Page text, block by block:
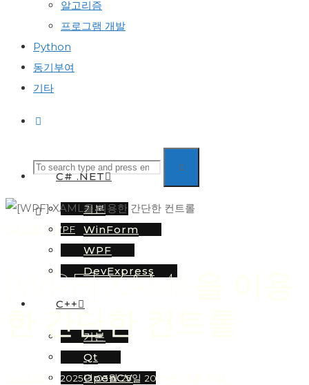
알고리즘
프로그램 개발
Python
동기부여
기타
Search
for:
Search
C# .NET
기본
WinForm
WPF
DevExpress
C++
기본
Qt
OpenCV
| WPF
[WPF] XAML을 이용
한 간단한 컨트롤
2025년 03월 25일 2025년 03월 25일